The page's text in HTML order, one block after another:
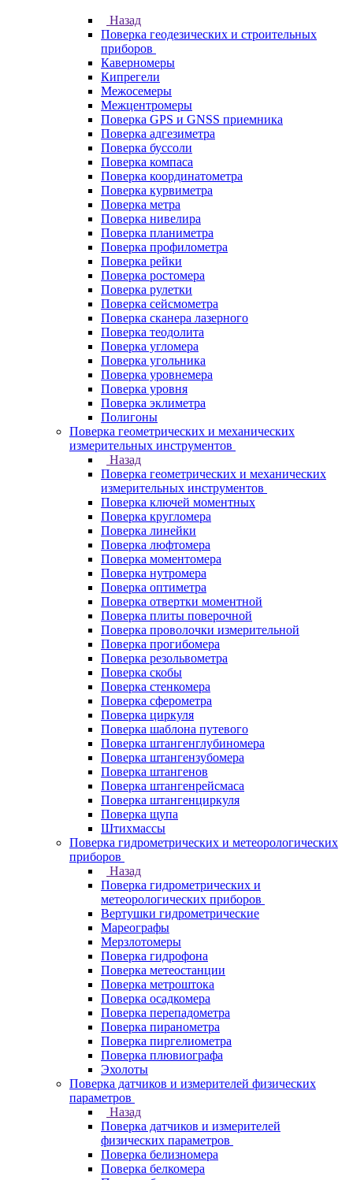
Назад
Поверка геодезических и строительных
приборов
Каверномеры
Кипрегели
Межосемеры
Межцентромеры
Поверка GPS и GNSS приемника
Поверка адгезиметра
Поверка буссоли
Поверка компаса
Поверка координатометра
Поверка курвиметра
Поверка метра
Поверка нивелира
Поверка планиметра
Поверка профилометра
Поверка рейки
Поверка ростомера
Поверка рулетки
Поверка сейсмометра
Поверка сканера лазерного
Поверка теодолита
Поверка угломера
Поверка угольника
Поверка уровнемера
Поверка уровня
Поверка эклиметра
Полигоны
Поверка геометрических и механических
измерительных инструментов
Назад
Поверка геометрических и механических
измерительных инструментов
Поверка ключей моментных
Поверка кругломера
Поверка линейки
Поверка люфтомера
Поверка моментомера
Поверка нутромера
Поверка оптиметра
Поверка отвертки моментной
Поверка плиты поверочной
Поверка проволочки измерительной
Поверка прогибомера
Поверка резольвометра
Поверка скобы
Поверка стенкомера
Поверка сферометра
Поверка циркуля
Поверка шаблона путевого
Поверка штангенглубиномера
Поверка штангензубомера
Поверка штангенов
Поверка штангенрейсмаса
Поверка штангенциркуля
Поверка щупа
Штихмассы
Поверка гидрометрических и метеорологических
приборов
Назад
Поверка гидрометрических и
метеорологических приборов
Вертушки гидрометрические
Мареографы
Мерзлотомеры
Поверка гидрофона
Поверка метеостанции
Поверка метроштока
Поверка осадкомера
Поверка перепадометра
Поверка пиранометра
Поверка пиргелиометра
Поверка плювиографа
Эхолоты
Поверка датчиков и измерителей физических
параметров
Назад
Поверка датчиков и измерителей
физических параметров
Поверка белизномера
Поверка белкомера